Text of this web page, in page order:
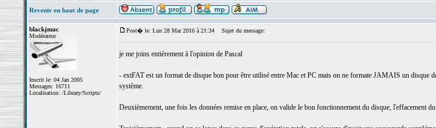
Revenir en haut de page
blackjmac
Modérateur
Inscrit le: 04 Jan 2005
Messages: 16711
Localisation: /Library/Scripts/
Post� le: Lun 28 Mar 2016 à 21:34 Sujet du message:
je me joins entièrement à l'opinion de Pascal
- extFAT est un format de disque bon pour être utilisé entre Mac et PC mais on ne formate JAMAIS un
système.
Deuxièmement, une fois les données remise en place, on valide le bon fonctionnement du disque, l'effacement